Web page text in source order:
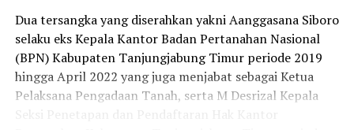
‎Sementara itu, Bripda Arif Budimansah Siagian dari
Spripim Polda Jambi melaporkan kerugian sebesar Rp 80
juta yang disebut berkaitan dengan pinjaman uang
untuk biaya persalinan istri dan modal usaha.
‎Dua tersangka yang diserahkan yakni Aanggasana Siboro
selaku eks Kepala Kantor Badan Pertanahan Nasional
(BPN) Kabupaten Tanjungjabung Timur periode 2019
hingga April 2022 yang juga menjabat sebagai Ketua
Pelaksana Pengadaan Tanah, serta M Desrizal Kepala